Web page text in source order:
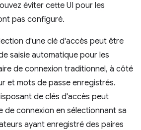
éviter cette UI pour les
pas configuré.
d'une clé d'accès peut être
saisie automatique pour les
de connexion traditionnel, à côté
et mots de passe enregistrés.
de clés d'accès peut
de connexion en sélectionnant sa
ayant enregistré des paires